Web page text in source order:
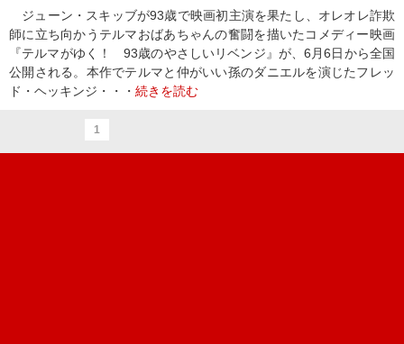
ジューン・スキッブが93歳で映画初主演を果たし、オレオレ詐欺
師に立ち向かうテルマおばあちゃんの奮闘を描いたコメディー映画
『テルマがゆく！ 93歳のやさしいリベンジ』が、6月6日から全国
公開される。本作でテルマと仲がいい孫のダニエルを演じたフレッ
ド・ヘッキンジ・・・ 続きを読む
1